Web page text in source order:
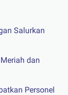
Salurkan
dan
Personel